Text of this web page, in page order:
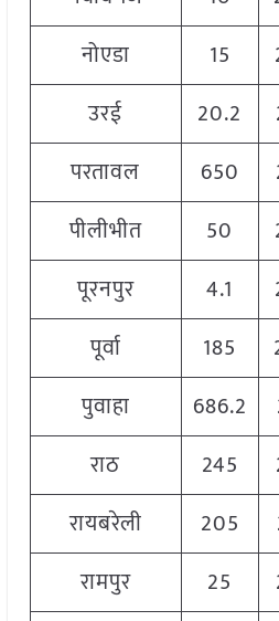
नोएडा
15
उरई
20.2
परतावल
650
पीलीभीत
50
पूरनपुर
4.1
पूर्वा
185
पुवाहा
686.2
राठ
245
रायबरेली
205
रामपुर
25